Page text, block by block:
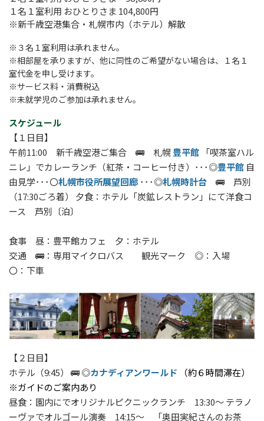
１名１室利用 おひとりさま 104,800円
※新千歳空港集合・札幌市内（ホテル）解散
※３名１室利用は承れません。
※相部屋を承りますが、他に同性のご希望がない場合は、１名１
室代金を申し受けます。
※サービス料・消費税込
※未就学児のご参加は承れません。
スケジュール
【１日目】
午前11:00 新千歳空港ご集合 🚌 札幌豊平館 「喫茶室ハル
ニレ」でカレーランチ（紅茶・コーヒー付き）･･･◎豊平館 自
由見学･･･〇札幌市役所展望回廊 ･･･◎札幌時計台 🚌 芦別
（17:30ごろ着） 夕食：ホテル「炭鉱レストラン」にて洋食コ
ース 芦別〔泊〕
食事 昼：豊平館カフェ 夕：ホテル
交通 🚌：専用マイクロバス 観光マーク ◎：入場
〇：下車
【２日目】
ホテル（9:45） 🚌 ◎カナディアンワールド
（約６時間滞在）
※ガイドのご案内あり
昼食：園内にでオリジナルピクニックランチ 13:30～テラノ
ーヴァでオルゴール演奏 14:15～ 「奥田実紀さんのお茶